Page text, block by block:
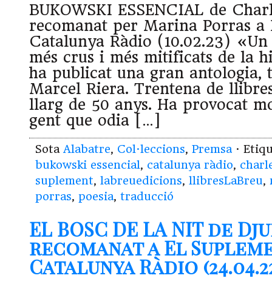
BUKOWSKI ESSENCIAL de
recomanat per Marina Porras a
Catalunya Ràdio (10.02.23)
més crus i més mitificats de la
ha publicat una gran antologia,
Marcel Riera. Trentena de
llarg de 50 anys. Ha provocat
gent que odia […]
Sota Alabatre, Col·leccions, Premsa ·
bukowski essencial, catalunya ràdio,
suplement, labreuedicions, llibresLaBreu,
porras, poesia, traducció
EL BOSC DE LA NIT de
recomanat a El
Catalunya Ràdio